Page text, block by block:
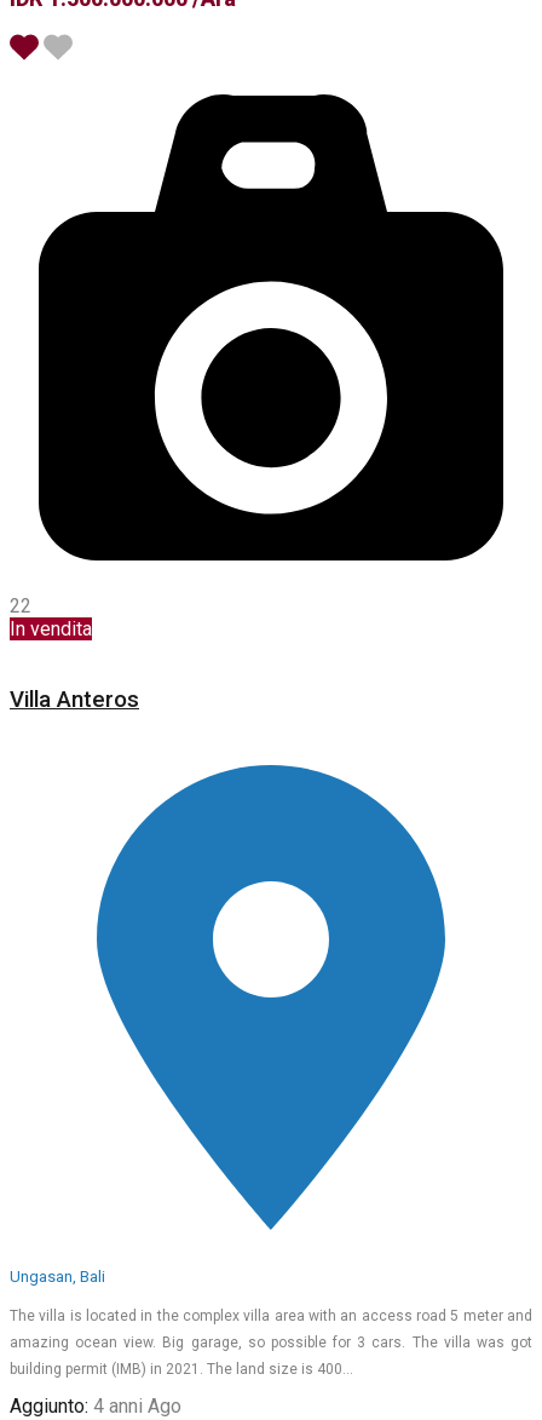
22
In vendita
Villa Anteros
Ungasan, Bali
The villa is located in the complex villa area with an access road 5 meter and
amazing ocean view. Big garage, so possible for 3 cars. The villa was got
building permit (IMB) in 2021. The land size is 400…
Aggiunto: 4 anni Ago